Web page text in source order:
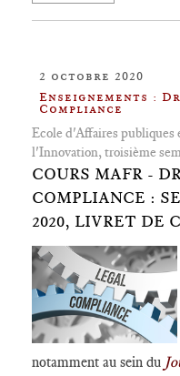
2 octobre 2020
Enseignements :
Compliance
Ecole d'Affaires publiques
l'Innovation, troisième
COURS MAFR -
COMPLIANCE :
2020, LIVRET DE
notamment au sein du